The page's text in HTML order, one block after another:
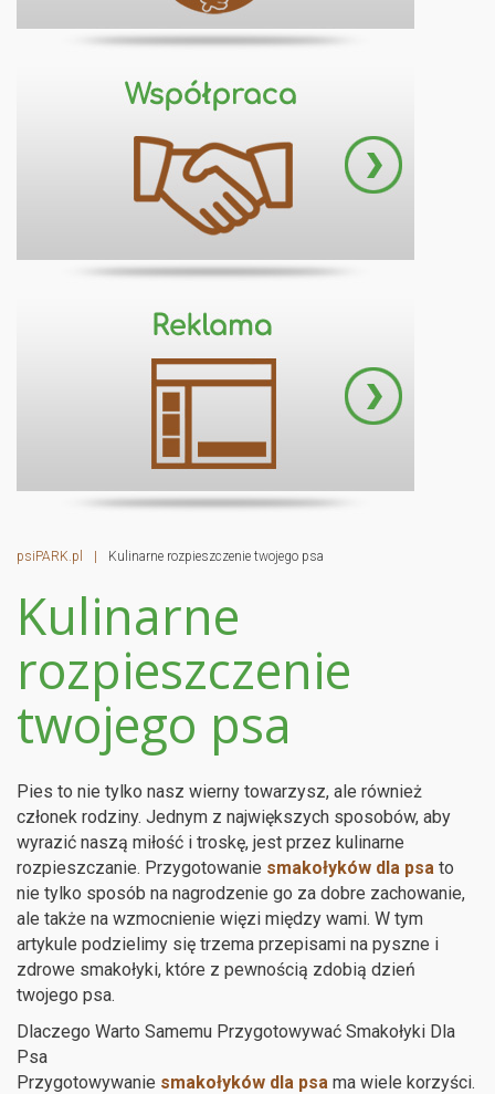
psiPARK.pl | Kulinarne rozpieszczenie twojego psa
Kulinarne
rozpieszczenie
twojego psa
Pies to nie tylko nasz wierny towarzysz, ale również
członek rodziny. Jednym z największych sposobów, aby
wyrazić naszą miłość i troskę, jest przez kulinarne
rozpieszczanie. Przygotowanie smakołyków dla psa to
nie tylko sposób na nagrodzenie go za dobre zachowanie,
ale także na wzmocnienie więzi między wami. W tym
artykule podzielimy się trzema przepisami na pyszne i
zdrowe smakołyki, które z pewnością zdobią dzień
twojego psa.
Dlaczego Warto Samemu Przygotowywać Smakołyki Dla
Psa
Przygotowywanie smakołyków dla psa ma wiele korzyści.